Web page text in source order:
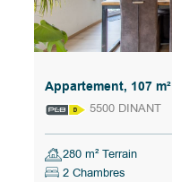
Appartement, 107 m²
5500 DINANT
280 m² Terrain
2 Chambres